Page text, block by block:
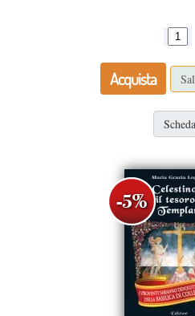
Acquista
Scheda